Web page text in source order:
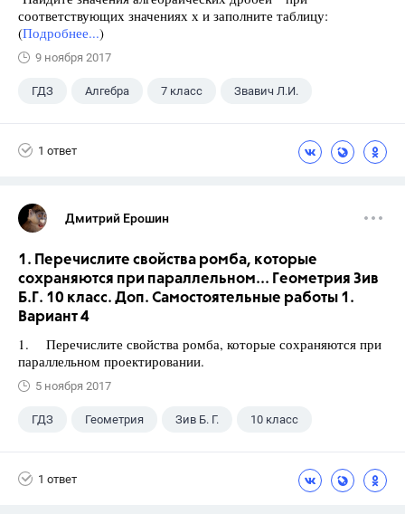
соответствующих значениях х и заполните таблицу:
(Подробнее...)
9 ноября 2017
ГДЗ Алгебра 7 класс Звавич Л.И.
1 ответ
Дмитрий Ерошин
1. Перечислите свойства ромба, которые
сохраняются при параллельном... Геометрия Зив
Б.Г. 10 класс. Доп. Самостоятельные работы 1.
Вариант 4
1. Перечислите свойства ромба, которые сохраняются при
параллельном проектировании.
5 ноября 2017
ГДЗ Геометрия Зив Б. Г. 10 класс
1 ответ